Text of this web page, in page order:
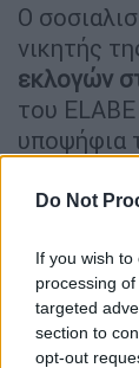
Do Not
If you wish
processing
targeted
section to
opt-out
Ο
νικητής
εκλογών
του
υποψήφια
Ντατί.
Η
δεύτερη
απέναντι